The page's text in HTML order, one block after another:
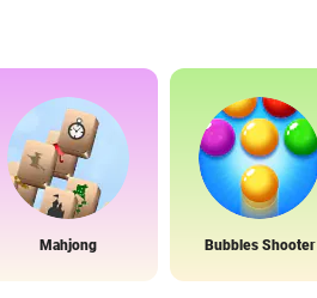
Mahjong Bubbles Shooter